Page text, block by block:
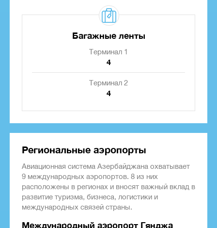
Багажные ленты
Терминал 1
4
Терминал 2
4
Региональные аэропорты
Авиационная система Азербайджана охватывает
9 международных аэропортов. 8 из них
расположены в регионах и вносят важный вклад в
развитие туризма, бизнеса, логистики и
международных связей страны.
Международный аэропорт Гянджа